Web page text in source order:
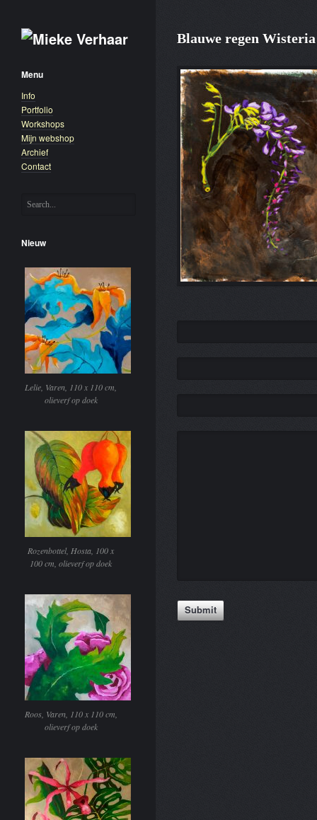
Menu
Info
Portfolio
Workshops
Mijn webshop
Archief
Contact
Nieuw
Lelie, Varen, 110 x 110 cm,
olieverf op doek
Rozenbottel, Hosta, 100 x
100 cm, olieverf op doek
Roos, Varen, 110 x 110 cm,
olieverf op doek
Blauwe regen Wisteria